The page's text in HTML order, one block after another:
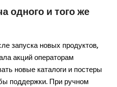
одного и того же
запуска новых продуктов,
акций операторам
новые каталоги и постеры
поддержки. При ручном